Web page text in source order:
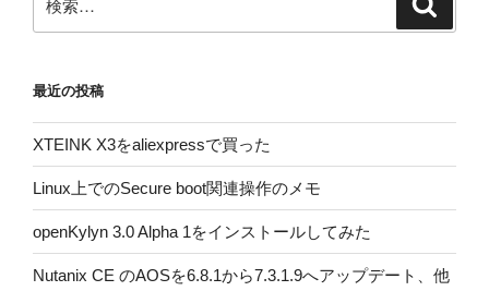
索:
最近の投稿
XTEINK X3をaliexpressで買った
Linux上でのSecure boot関連操作のメモ
openKylyn 3.0 Alpha 1をインストールしてみた
Nutanix CE のAOSを6.8.1から7.3.1.9へアップデート、他